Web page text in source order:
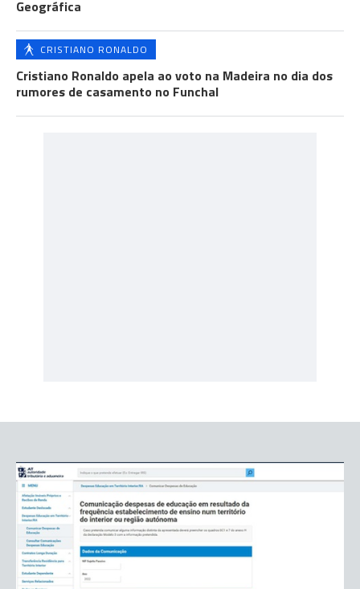
Geográfica
CRISTIANO RONALDO
Cristiano Ronaldo apela ao voto na Madeira no dia dos
rumores de casamento no Funchal